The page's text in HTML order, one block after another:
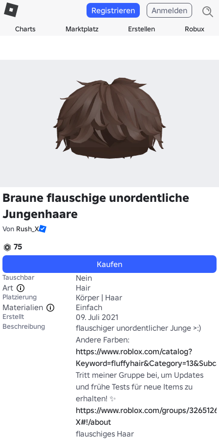
Charts Marktplatz Erstellen Robux
Registrieren Anmelden
Braune flauschige unordentliche
Jungenhaare
Von Rush_X
75
Kaufen
Tauschbar
Nein
Art
Hair
Platzierung
Körper | Haar
Materialien
Einfach
Erstellt 09. Juli 2021
Beschreibung
flauschiger unordentlicher Junge >:)
https://www.roblox.com/catalog?
Tritt meiner Gruppe bei, um Updates
und frühe Tests für neue Items zu
https://www.roblox.com/groups/
X#!/about
flauschiges Haar